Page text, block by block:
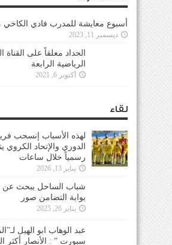
أسبوع معايشة للمدرب فادي
ديسمبر 11, 2023
الحداد معلقاً على القناة
الرياضية الرابعة
أكتوبر 6, 2021
لقاء
لهذه الأسباب إنسحب
الدوري والإتحاد الكروي
رسمياً خلال ساعات
يناير 13, 2026
شباب الساحل يبحث عن
بوابة التضامن صور
يناير 26, 2025
عبد الوهاب ابو الهيل
سبورت ” : الأنصار أكثر